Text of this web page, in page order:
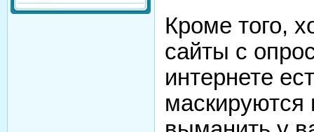
Кроме того,
сайты с
интернете